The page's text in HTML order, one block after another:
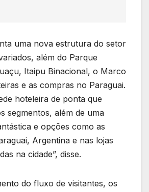
uma nova estrutura do setor
além do Parque
Itaipu Binacional, o Marco
e as compras no Paraguai.
hoteleira de ponta que
segmentos, além de uma
e opções como as
Argentina e nas lojas
na cidade”, disse.
do fluxo de visitantes, os